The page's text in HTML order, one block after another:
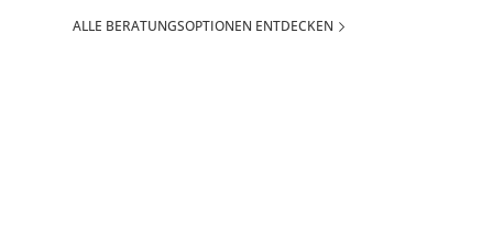
ALLE BERATUNGSOPTIONEN ENTDECKEN